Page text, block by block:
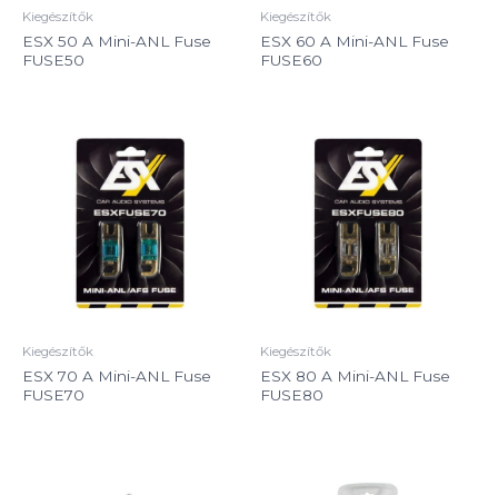
Kiegészítők
ESX 50 A Mini-ANL Fuse
FUSE50
Kiegészítők
ESX 60 A Mini-ANL Fuse
FUSE60
Kiegészítők
ESX 70 A Mini-ANL Fuse
FUSE70
Kiegészítők
ESX 80 A Mini-ANL Fuse
FUSE80